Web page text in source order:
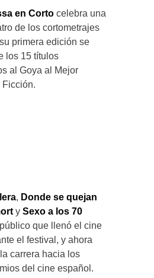
en Corto celebra una
de los cortometrajes
primera edición se
los 15 títulos
al Goya al Mejor
Ficción.
, Donde se quejan
y Sexo a los 70
que llenó el cine
el festival, y ahora
carrera hacia los
del cine español.